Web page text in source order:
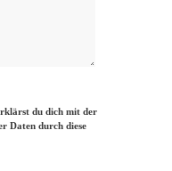
du dich mit der
Daten durch diese